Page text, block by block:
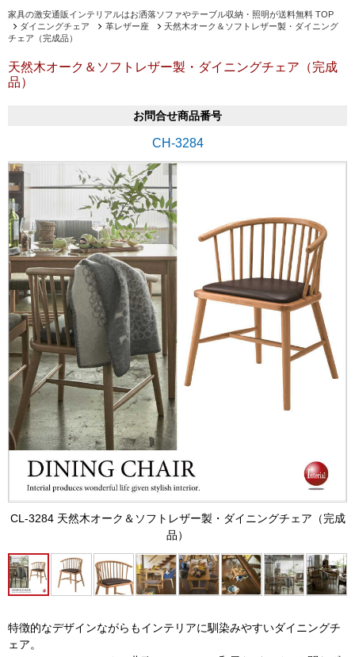
家具の激安通販インテリアルはお洒落ソファやテーブル収納・照明が送料無料 TOP
ダイニングチェア
革レザー座
天然木オーク＆ソフトレザー製・ダイニング
チェア（完成品）
天然木オーク＆ソフトレザー製・ダイニングチェア（完成
品）
お問合せ商品番号
CH-3284
CL-3284 天然木オーク＆ソフトレザー製・ダイニングチェア（完成
品）
特徴的なデザインながらもインテリアに馴染みやすいダイニングチ
ェア。